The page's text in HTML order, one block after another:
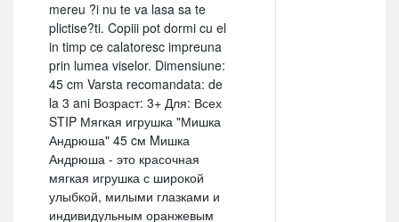
mereu ?i nu te va lasa sa te
plictise?ti. Copiii pot dormi cu el
in timp ce calatoresc impreuna
prin lumea viselor. Dimensiune:
45 cm Varsta recomandata: de
la 3 ani Возраст: 3+ Для: Всех
STIP Мягкая игрушка "Мишка
Андрюша" 45 cм Mишка
Андрюша - это красочная
мягкая игрушка с широкой
улыбкой, милыми глазками и
индивидульным оранжевым